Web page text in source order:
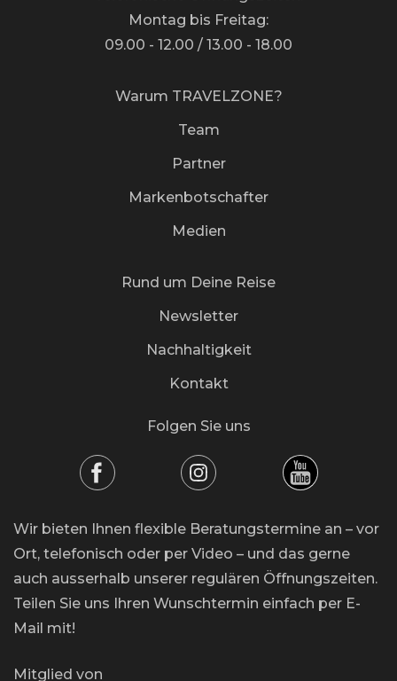
Montag bis Freitag:
09.00 - 12.00 / 13.00 - 18.00
Warum TRAVELZONE?
Team
Partner
Markenbotschafter
Medien
Rund um Deine Reise
Newsletter
Nachhaltigkeit
Kontakt
Folgen Sie uns
Wir bieten Ihnen flexible Beratungstermine an – vor
Ort, telefonisch oder per Video – und das gerne
auch ausserhalb unserer regulären Öffnungszeiten.
Teilen Sie uns Ihren Wunschtermin einfach per E-
Mail mit!
Mitglied von